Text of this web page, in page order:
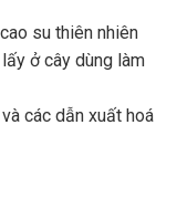
su thiên nhiên
ở cây dùng làm
các dẫn xuất hoá